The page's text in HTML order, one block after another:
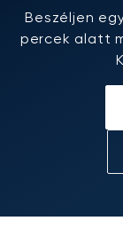
Beszéljen
percek alatt